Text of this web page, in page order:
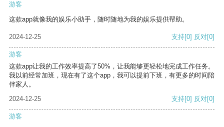
游客
这款app就像我的娱乐小助手，随时随地为我的娱乐提供帮助。
2024-12-25 支持[0] 反对[0]
游客
这款app让我的工作效率提高了50%，让我能够更轻松地完成工作任务。
我以前经常加班，现在有了这个app，我可以提前下班，有更多的时间陪
伴家人。
2024-12-25
支持[0] 反对[0]
游客